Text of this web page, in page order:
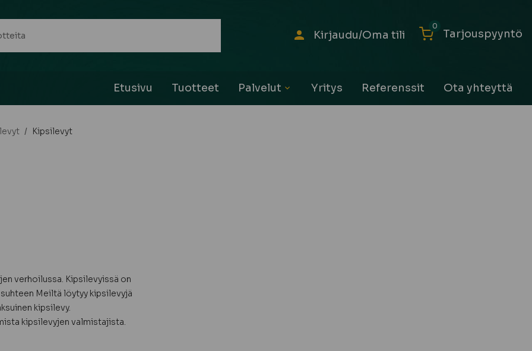
Kirjaudu/Oma tili Tarjouspyyntö
0
Etusivu Tuotteet Palvelut Yritys Referenssit Ota yhteyttä
/ Kipsilevyt
verhoilussa. Kipsilevyissä on
Meiltä löytyy kipsilevyjä
kipsilevy.
kipsilevyjen valmistajista.